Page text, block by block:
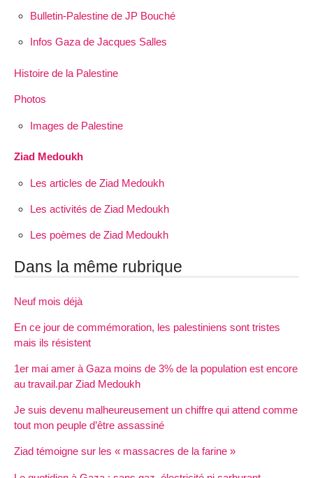
Bulletin-Palestine de JP Bouché
Infos Gaza de Jacques Salles
Histoire de la Palestine
Photos
Images de Palestine
Ziad Medoukh
Les articles de Ziad Medoukh
Les activités de Ziad Medoukh
Les poèmes de Ziad Medoukh
Dans la même rubrique
Neuf mois déjà
En ce jour de commémoration, les palestiniens sont tristes
mais ils résistent
1er mai amer à Gaza moins de 3% de la population est encore
au travail.par Ziad Medoukh
Je suis devenu malheureusement un chiffre qui attend comme
tout mon peuple d’être assassiné
Ziad témoigne sur les « massacres de la farine »